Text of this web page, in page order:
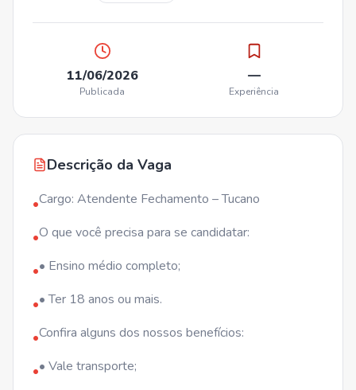
11/06/2026
Publicada
—
Experiência
Descrição da Vaga
•Cargo: Atendente Fechamento – Tucano
•O que você precisa para se candidatar:
•• Ensino médio completo;
•• Ter 18 anos ou mais.
•Confira alguns dos nossos benefícios:
•• Vale transporte;